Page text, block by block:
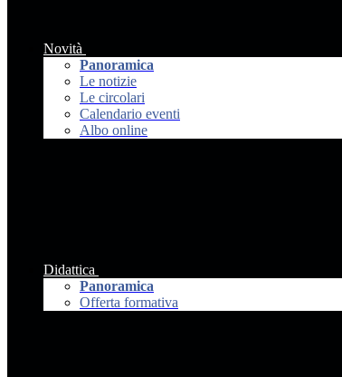
Novità
Panoramica
Le notizie
Le circolari
Calendario eventi
Albo online
Didattica
Panoramica
Offerta formativa